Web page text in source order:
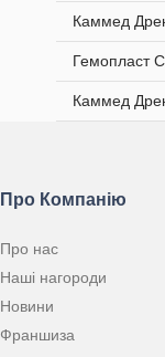
Каммед
Гемопласт
Каммед
Про Компанію
Про нас
Наші нагороди
Новини
Франшиза